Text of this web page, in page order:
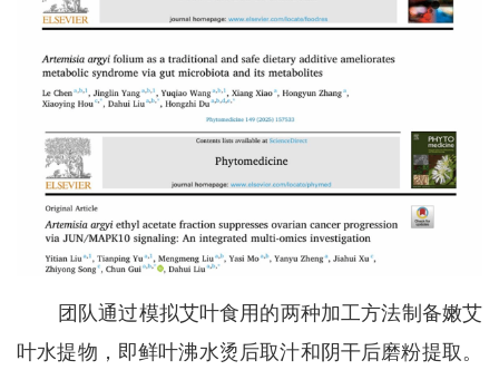
团队通过模拟艾叶食用的两种加工方法制备嫩艾
叶水提物，即鲜叶沸水烫后取汁和阴干后磨粉提取。